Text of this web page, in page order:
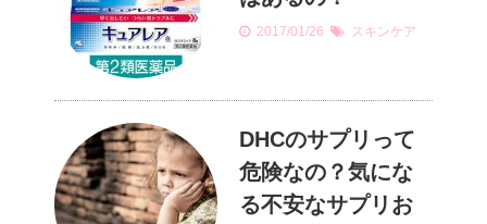
2017/01/26 スキンケア
DHCのサプリって
危険なの？気にな
る不安なサプリお